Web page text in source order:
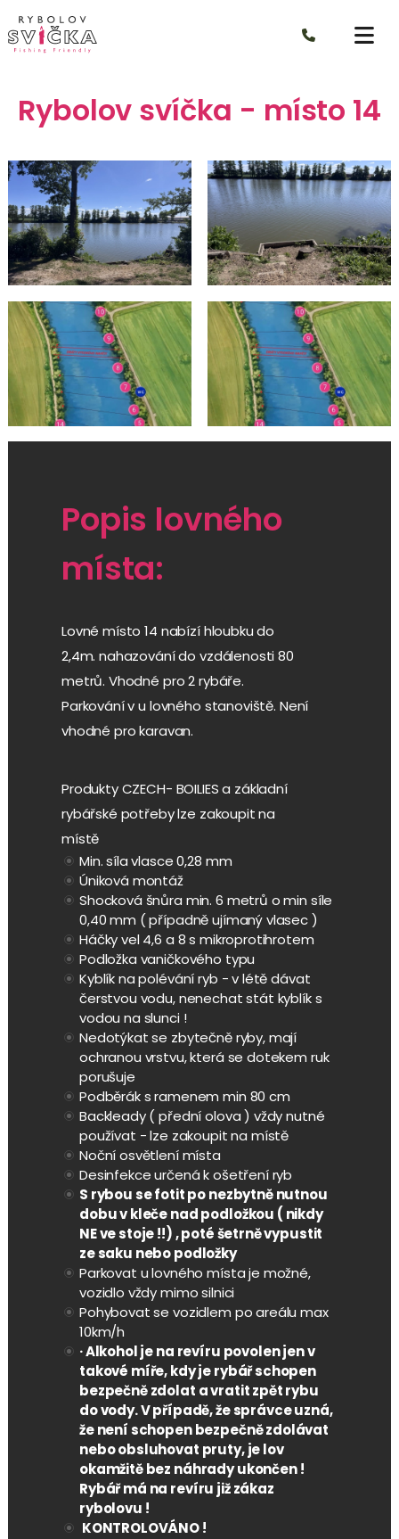
Rybolov svíčka - místo 14
Popis lovného
místa:
Lovné místo 14 nabízí hloubku do
2,4m. nahazování do vzdálenosti 80
metrů. Vhodné pro 2 rybáře.
Parkování v u lovného stanoviště. Není
vhodné pro karavan.
Produkty CZECH- BOILIES a základní
rybářské potřeby lze zakoupit na
místě
Min. síla vlasce 0,28 mm
Úniková montáž
Shocková šnůra min. 6 metrů o min síle
0,40 mm ( případně ujímaný vlasec )
Háčky vel 4,6 a 8 s mikroprotihrotem
Podložka vaničkového typu
Kyblík na polévání ryb - v létě dávat
čerstvou vodu, nenechat stát kyblík s
vodou na slunci !
Nedotýkat se zbytečně ryby, mají
ochranou vrstvu, která se dotekem ruk
porušuje
Podběrák s ramenem min 80 cm
Backleady ( přední olova ) vždy nutné
používat - lze zakoupit na místě
Noční osvětlení místa
Desinfekce určená k ošetření ryb
S rybou se fotit po nezbytně nutnou
dobu v kleče nad podložkou ( nikdy
NE ve stoje !!) , poté šetrně vypustit
ze saku nebo podložky
Parkovat u lovného místa je možné,
vozidlo vždy mimo silnici
Pohybovat se vozidlem po areálu max
10km/h
· Alkohol je na revíru povolen jen v
takové míře, kdy je rybář schopen
bezpečně zdolat a vratit zpět rybu
do vody. V případě, že správce uzná,
že není schopen bezpečně zdolávat
nebo obsluhovat pruty, je lov
okamžitě bez náhrady ukončen !
Rybář má na revíru již zákaz
rybolovu !
KONTROLOVÁNO !